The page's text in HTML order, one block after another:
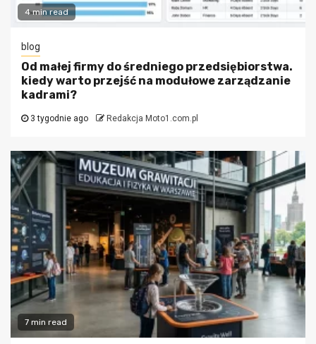
4 min read
blog
Od małej firmy do średniego przedsiębiorstwa.
kiedy warto przejść na modułowe zarządzanie
kadrami?
3 tygodnie ago Redakcja Moto1.com.pl
7 min read